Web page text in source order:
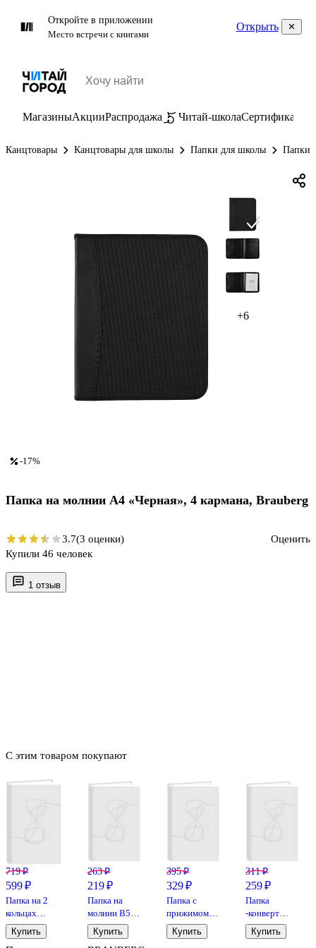
Откройте в приложении
Место встречи с книгами
Открыть
МагазиныАкцииРаспродажа Читай-школаСертификаты
Канцтовары Канцтовары для школы Папки для школы Папки
+6
1 отзыв
С этим товаром покупают
719 ₽
599 ₽
Папка на 2
кольцах
«Glitter», А4,
черная
Купить
263 ₽
219 ₽
Папка на
молнии В5,
двухцветная
Купить
395 ₽
329 ₽
Папка с
прижимом
«Герб», А4,
пластик,
Купить
311 ₽
259 ₽
Папка
-конверт
«Лен в
горошек» А4
Купить
-17%
Папка на молнии A4 «Черная», 4 кармана, Brauberg
3.7(3 оценки)
Оценить
Купили 46 человек